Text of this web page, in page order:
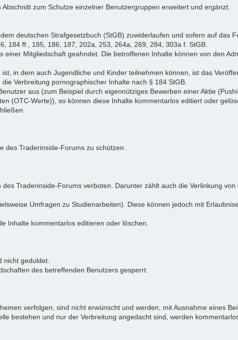
zum Schutze einzelner Benutzergruppen erweitert und ergänzt.
deutschen Strafgesetzbuch (StGB) zuwiderlaufen und sofern auf das
184 ff., 185, 186, 187, 202a, 253, 264a, 269, 284, 303a f. StGB.
einer Mitgliedschaft geahndet. Die betroffenen Inhalte können von den
in dem auch Jugendliche und Kinder teilnehmen können, ist das
Verbreitung pornographischer Inhalte nach § 184 StGB.
aus (zum Beispiel durch eigennütziges Bewerben einer Aktie
(OTC-Werte)), so können diese Inhalte kommentarlos editiert oder
des Traderinside-Forums zu schützen.
Traderinside-Forums verboten. Darunter zählt auch die Verlinkung
Umfragen zu Studienarbeiten). Diese können jedoch mit
Inhalte kommentarlos editieren oder löschen.
nicht geduldet.
des betreffenden Benutzers gesperrt.
verfolgen, sind nicht erwünscht und werden, mit Ausnahme eines
bestehen und nur der Verbreitung angedacht sind, werden